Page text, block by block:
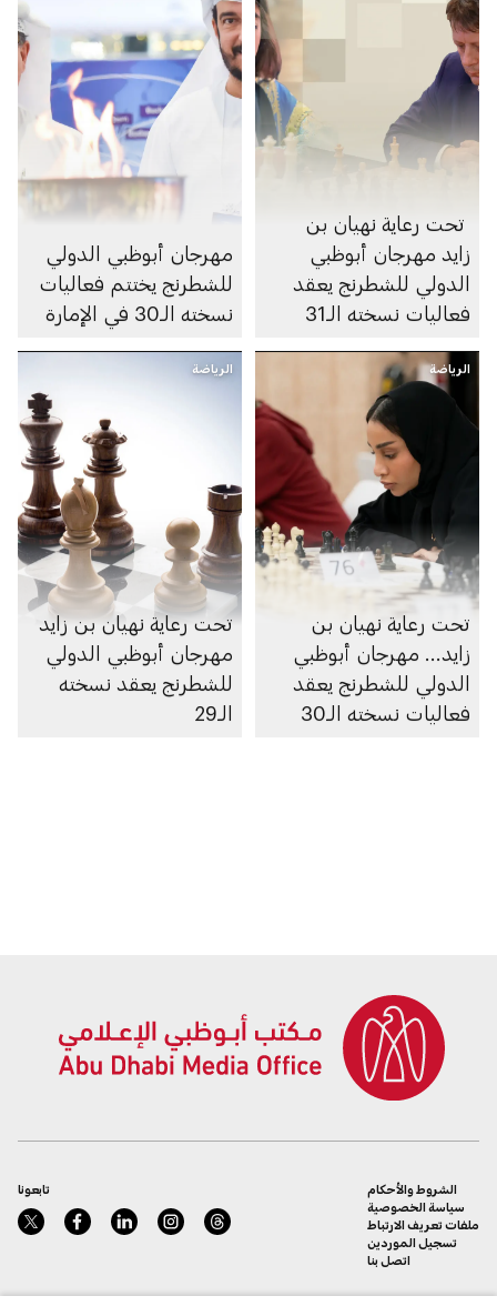
تحت رعاية نهيان بن
زايد مهرجان أبوظبي
الدولي للشطرنج يعقد
فعاليات نسخته الـ31
مهرجان أبوظبي الدولي
للشطرنج يختتم فعاليات
نسخته الـ30 في الإمارة
الرياضة
تحت رعاية نهيان بن
زايد... مهرجان أبوظبي
الدولي للشطرنج يعقد
فعاليات نسخته الـ30
الرياضة
تحت رعاية نهيان بن زايد
مهرجان أبوظبي الدولي
للشطرنج يعقد نسخته
الـ29
تابعونا
الشروط والأحكام
سياسة الخصوصية
ملفات تعريف الارتباط
تسجيل الموردين
اتصل بنا